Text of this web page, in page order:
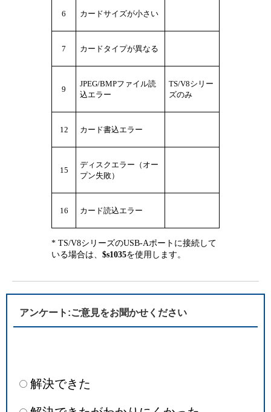
6 カードサイズが小さい
7 カードタイプが異なる
9
JPEG/BMPファイル読
込エラー
TS/V8シリー
ズのみ
12 カード書込エラー
15
ディスクエラー（オー
プン失敗）
16 カード読込エラー
* TS/V8シリーズのUSB-Aポートに接続して
いる場合は、 $s1035を使用します。
アンケート:ご意見をお聞かせください
解決できた